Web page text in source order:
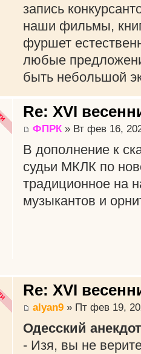
запись
наши фильмы,
фуршет
любые
быть небольшой
Re: XVI
ФПРК» Вт фев 16,
В дополнение к
судьи МКЛК по
традиционное на
музыкантов и
Re: XVI
alyan9 » Пт фев 19,
Одесский
- Изя, вы не